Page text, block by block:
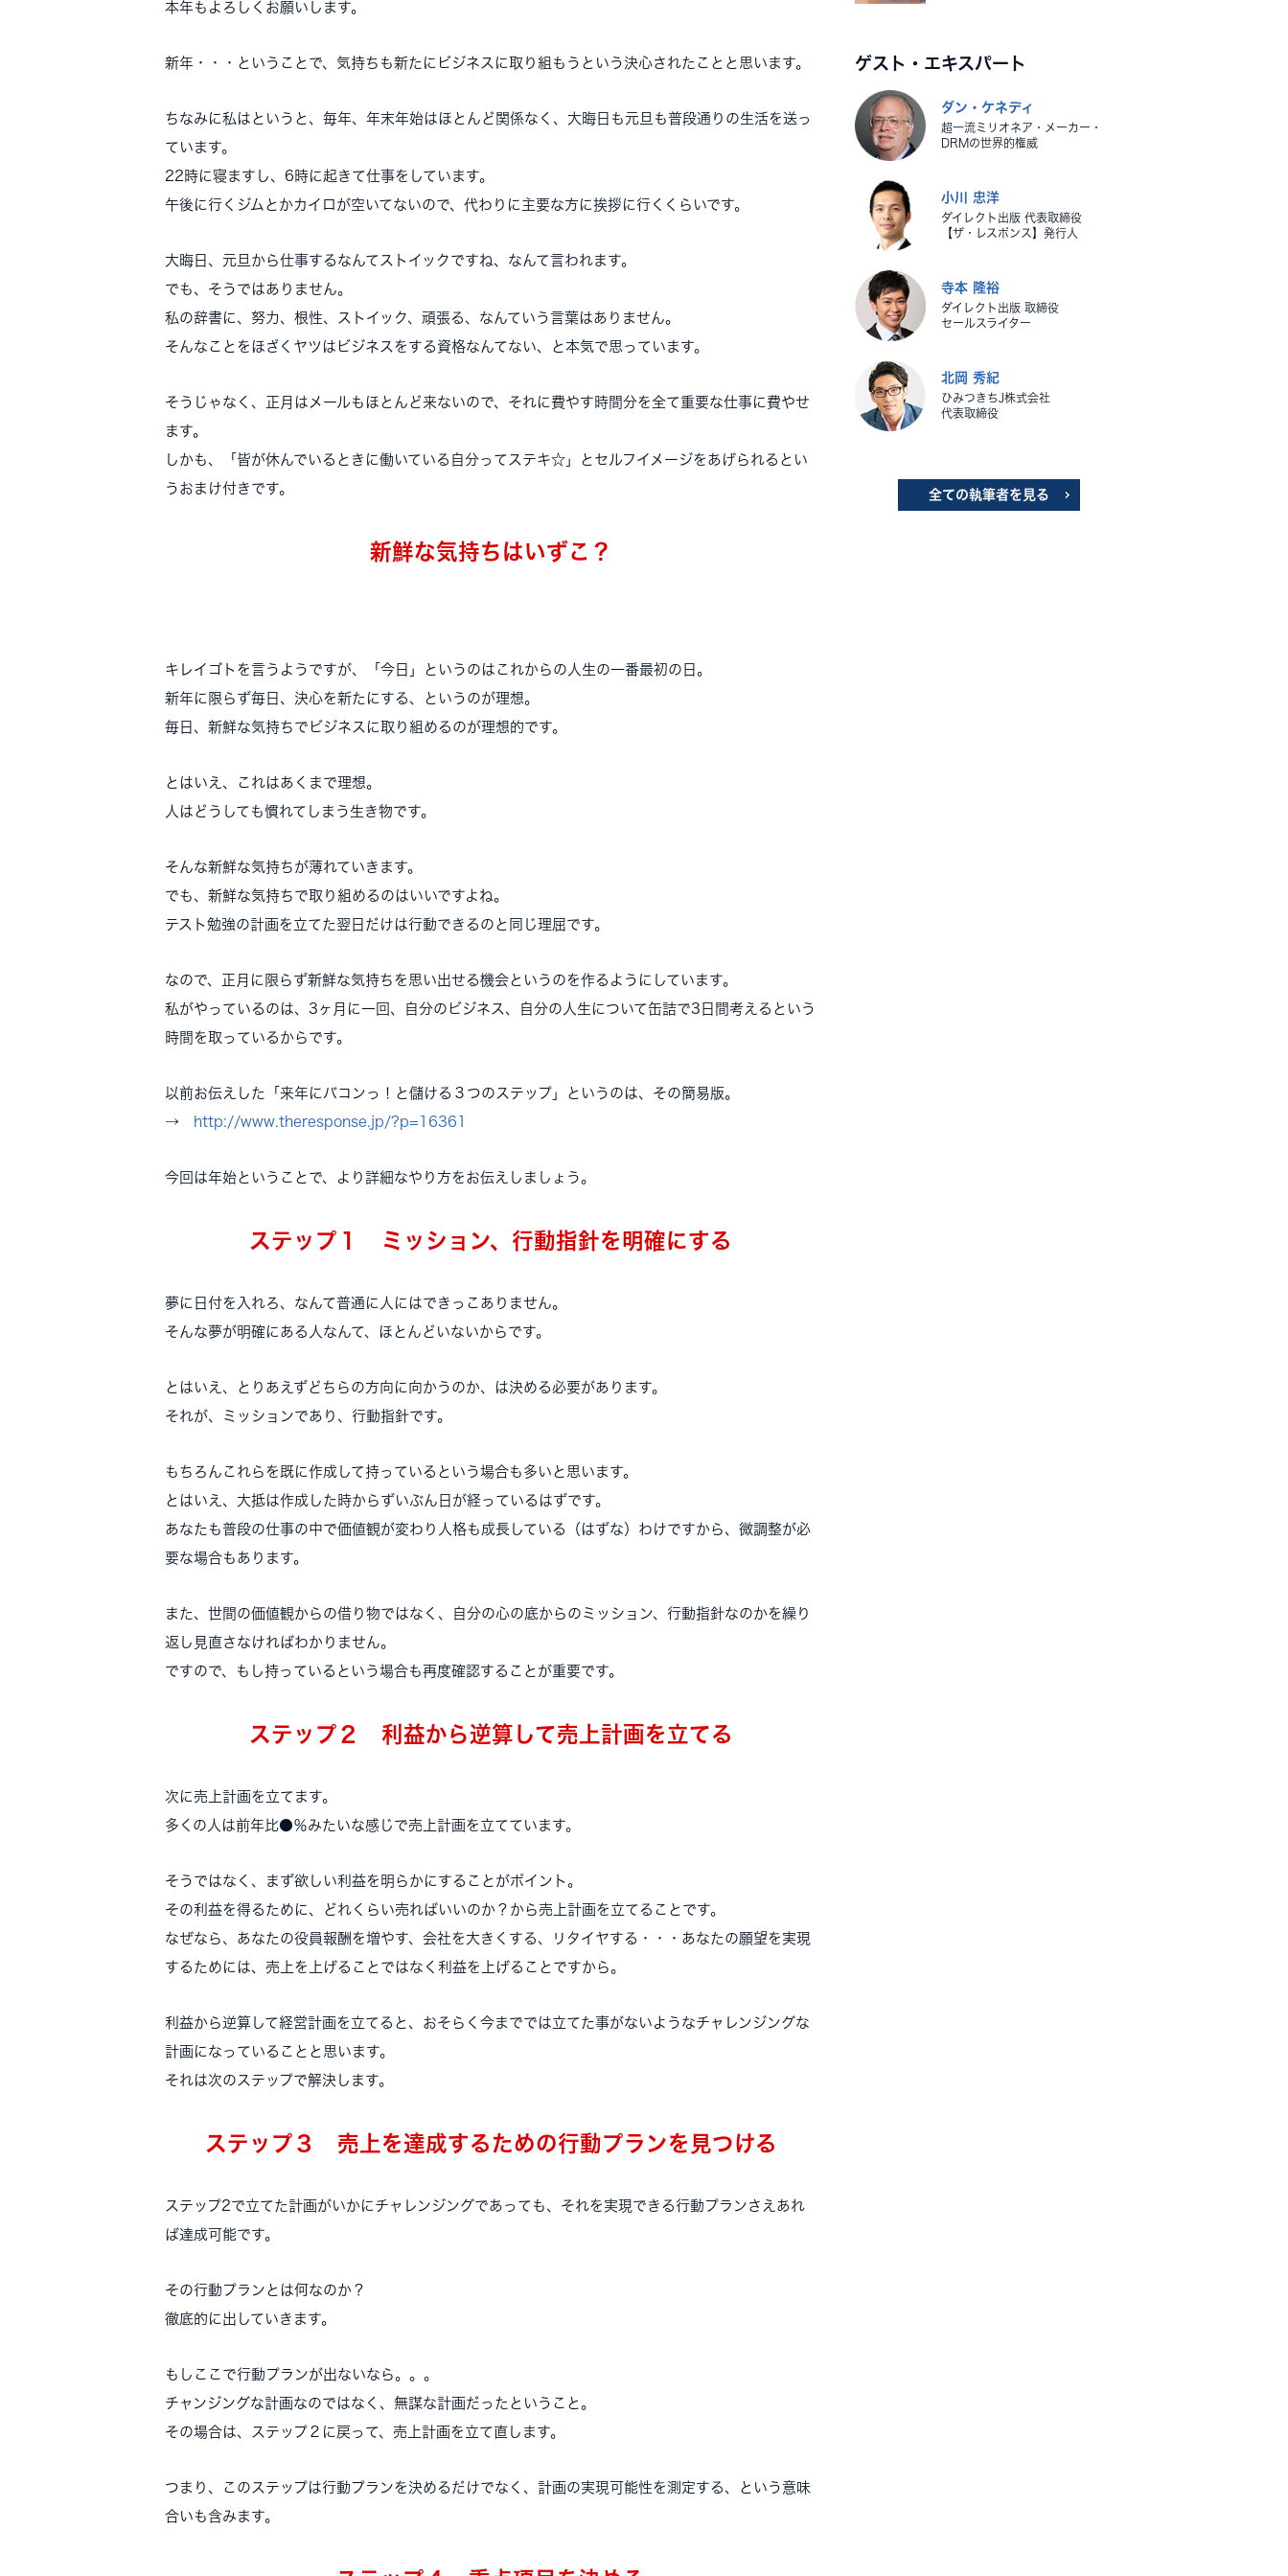
本年もよろしくお願いします。
新年・・・ということで、気持ちも新たにビジネスに取り組もうという決心されたことと思います。
ちなみに私はというと、毎年、年末年始はほとんど関係なく、大晦日も元旦も普段通りの生活を送っ
ています。
22時に寝ますし、6時に起きて仕事をしています。
午後に行くジムとかカイロが空いてないので、代わりに主要な方に挨拶に行くくらいです。
大晦日、元旦から仕事するなんてストイックですね、なんて言われます。
でも、そうではありません。
私の辞書に、努力、根性、ストイック、頑張る、なんていう言葉はありません。
そんなことをほざくヤツはビジネスをする資格なんてない、と本気で思っています。
そうじゃなく、正月はメールもほとんど来ないので、それに費やす時間分を全て重要な仕事に費やせ
ます。
しかも、「皆が休んでいるときに働いている自分ってステキ☆」とセルフイメージをあげられるとい
うおまけ付きです。
新鮮な気持ちはいずこ？
キレイゴトを言うようですが、「今日」というのはこれからの人生の一番最初の日。
新年に限らず毎日、決心を新たにする、というのが理想。
毎日、新鮮な気持ちでビジネスに取り組めるのが理想的です。
とはいえ、これはあくまで理想。
人はどうしても慣れてしまう生き物です。
そんな新鮮な気持ちが薄れていきます。
でも、新鮮な気持ちで取り組めるのはいいですよね。
テスト勉強の計画を立てた翌日だけは行動できるのと同じ理屈です。
なので、正月に限らず新鮮な気持ちを思い出せる機会というのを作るようにしています。
私がやっているのは、3ヶ月に一回、自分のビジネス、自分の人生について缶詰で3日間考えるという
時間を取っているからです。
以前お伝えした「来年にバコンっ！と儲ける３つのステップ」というのは、その簡易版。
→
http://www.theresponse.jp/?p=16361
今回は年始ということで、より詳細なやり方をお伝えしましょう。
ステップ１ ミッション、行動指針を明確にする
夢に日付を入れろ、なんて普通に人にはできっこありません。
そんな夢が明確にある人なんて、ほとんどいないからです。
とはいえ、とりあえずどちらの方向に向かうのか、は決める必要があります。
それが、ミッションであり、行動指針です。
もちろんこれらを既に作成して持っているという場合も多いと思います。
とはいえ、大抵は作成した時からずいぶん日が経っているはずです。
あなたも普段の仕事の中で価値観が変わり人格も成長している（はずな）わけですから、微調整が必
要な場合もあります。
また、世間の価値観からの借り物ではなく、自分の心の底からのミッション、行動指針なのかを繰り
返し見直さなければわかりません。
ですので、もし持っているという場合も再度確認することが重要です。
ステップ２ 利益から逆算して売上計画を立てる
次に売上計画を立てます。
多くの人は前年比●％みたいな感じで売上計画を立てています。
そうではなく、まず欲しい利益を明らかにすることがポイント。
その利益を得るために、どれくらい売ればいいのか？から売上計画を立てることです。
なぜなら、あなたの役員報酬を増やす、会社を大きくする、リタイヤする・・・あなたの願望を実現
するためには、売上を上げることではなく利益を上げることですから。
利益から逆算して経営計画を立てると、おそらく今まででは立てた事がないようなチャレンジングな
計画になっていることと思います。
それは次のステップで解決します。
ステップ３ 売上を達成するための行動プランを見つける
ステップ2で立てた計画がいかにチャレンジングであっても、それを実現できる行動プランさえあれ
ば達成可能です。
その行動プランとは何なのか？
徹底的に出していきます。
もしここで行動プランが出ないなら。。。
チャンジングな計画なのではなく、無謀な計画だったということ。
その場合は、ステップ２に戻って、売上計画を立て直します。
つまり、このステップは行動プランを決めるだけでなく、計画の実現可能性を測定する、という意味
合いも含みます。
ゲスト・エキスパート
ダン・ケネディ
超一流ミリオネア・メーカー・
DRMの世界的権威
小川 忠洋
ダイレクト出版 代表取締役
【ザ・レスポンス】発行人
寺本 隆裕
ダイレクト出版 取締役
セールスライター
北岡 秀紀
ひみつきちJ株式会社
代表取締役
全ての執筆者を見る